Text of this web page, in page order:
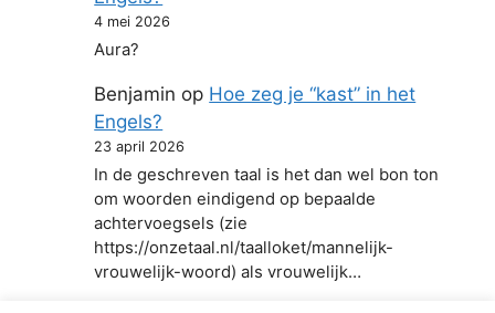
4 mei 2026
Aura?
Benjamin op Hoe zeg je “kast” in het
Engels?
23 april 2026
In de geschreven taal is het dan wel bon ton
om woorden eindigend op bepaalde
achtervoegsels (zie
https://onzetaal.nl/taalloket/mannelijk-
vrouwelijk-woord) als vrouwelijk…